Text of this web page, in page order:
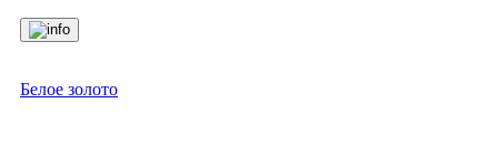
Белое золото